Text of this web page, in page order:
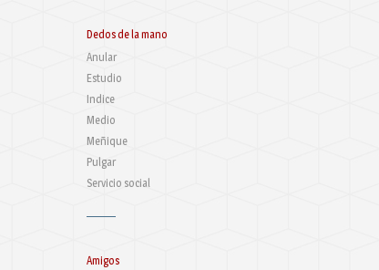
Dedos de la mano
Anular
Estudio
Indice
Medio
Meñique
Pulgar
Servicio social
Amigos